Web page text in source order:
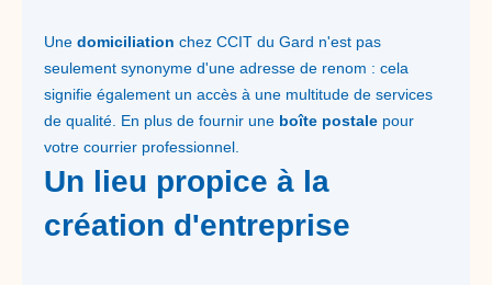
Une domiciliation chez CCIT du Gard n'est pas
seulement synonyme d'une adresse de renom : cela
signifie également un accès à une multitude de services
de qualité. En plus de fournir une boîte postale pour
votre courrier professionnel.
Un lieu propice à la
création d'entreprise